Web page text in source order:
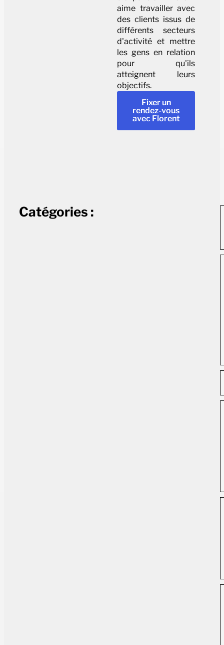
aime travailler avec
des clients issus de
différents secteurs
d'activité et mettre
les gens en relation
pour qu'ils
atteignent leurs
objectifs.
Fixer un
rendez-vous
avec Florent
Catégories :